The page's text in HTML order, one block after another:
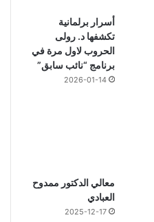
أسرار برلمانية
تكشفها د. رولى
الحروب لاول مرة في
برنامج “نائب سابق”
2026-01-14
معالي الدكتور ممدوح
العبادي
2025-12-17